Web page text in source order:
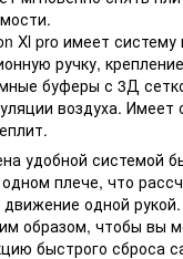
Xl pro имеет систему
ручку,
буферы с 3Д
воздуха. Имеет
удобной системой
плече, что
движение одной
образом, чтобы вы
быстрого сброса